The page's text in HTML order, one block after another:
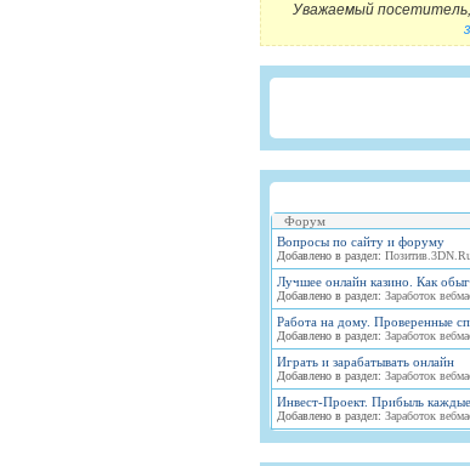
Уважаемый
Форум
Вопросы по сайту и форуму
Добавлено в раздел:
Лучшее онлайн казино. Как
Добавлено в раздел: Заработок
Работа на дому. Проверенные
Добавлено в раздел: Заработок
Играть и зарабатывать онлайн
Добавлено в раздел: Заработок
Инвест-Проект. Прибыль
Добавлено в раздел: Заработок